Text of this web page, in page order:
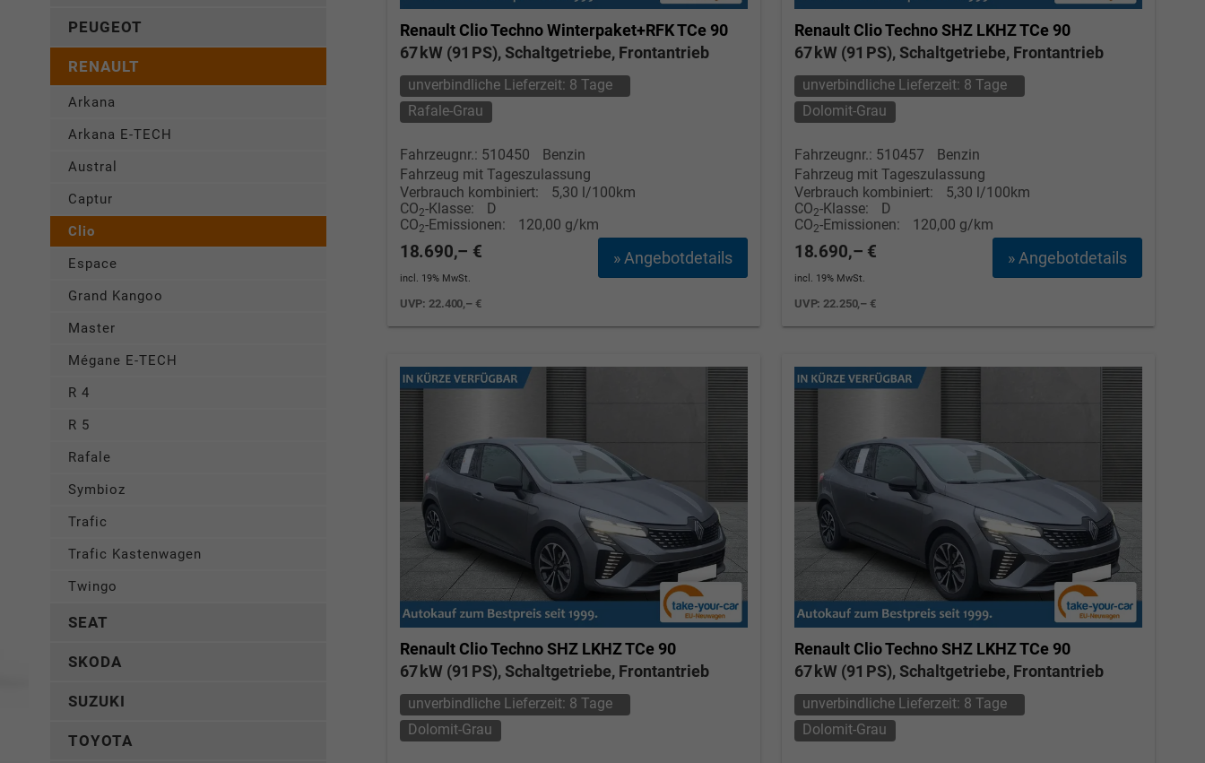
Renault ClioTechno Winterpaket+RFK TCe 90
67 kW (91 PS), Schaltgetriebe, Frontantrieb
unverbindliche Lieferzeit: 8 Tage
Rafale-Grau
Fahrzeugnr.: 510450
Benzin
Fahrzeug mit Tageszulassung
Verbrauch kombiniert:
5,30 l/100km
CO2-Klasse:
D
CO2-Emissionen: 120,00 g/km
» Angebotdetails
18.690,– €
incl. 19% MwSt.
UVP:22.400,– €
Renault ClioTechno SHZ LKHZ TCe 90
67 kW (91 PS), Schaltgetriebe, Frontantrieb
unverbindliche Lieferzeit: 8 Tage
Dolomit-Grau
Fahrzeugnr.: 510457
Benzin
Fahrzeug mit Tageszulassung
Verbrauch kombiniert:
5,30 l/100km
CO2-Klasse:
D
CO2-Emissionen: 120,00 g/km
» Angebotdetails
18.690,– €
incl. 19% MwSt.
UVP:22.250,– €
Renault ClioTechno SHZ LKHZ TCe 90
67 kW (91 PS), Schaltgetriebe, Frontantrieb
unverbindliche Lieferzeit: 8 Tage
Dolomit-Grau
Renault ClioTechno SHZ LKHZ TCe 90
67 kW (91 PS), Schaltgetriebe, Frontantrieb
unverbindliche Lieferzeit: 8 Tage
Dolomit-Grau
PEUGEOT
RENAULT
Arkana
Arkana E-TECH
Austral
Captur
Clio
Espace
Grand Kangoo
Master
Mégane E-TECH
R 4
R 5
Rafale
Symbioz
Trafic
Trafic Kastenwagen
Twingo
SEAT
SKODA
SUZUKI
TOYOTA